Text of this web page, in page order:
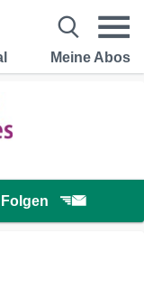
Meine Abos
Folgen